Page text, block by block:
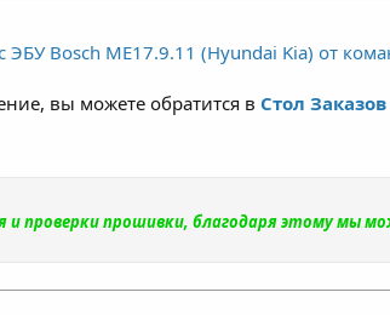
Bosch ME17.9.11 (Hyundai Kia) от
вы можете обратится в Стол Заказов
и проверки прошивки, благодаря этому мы